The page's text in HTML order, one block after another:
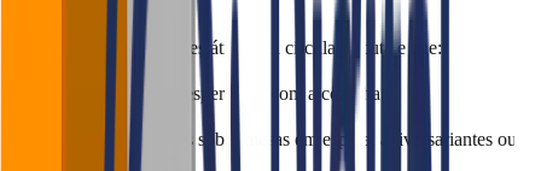
Uma boa hostess não é estática. Ela circula, escuta e age:
Alinha o tempo de espera real com a cozinha;
Informa aos garçons sobre mesas em espera, aniversariantes ou